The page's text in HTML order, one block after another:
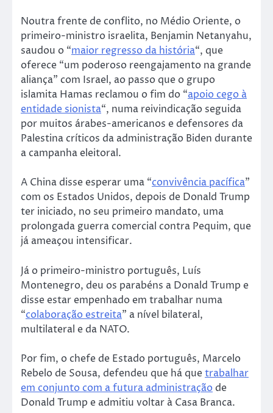
Noutra frente de conflito, no Médio Oriente, o
primeiro-ministro israelita, Benjamin Netanyahu,
saudou o “maior regresso da história“, que
oferece “um poderoso reengajamento na grande
aliança” com Israel, ao passo que o grupo
islamita Hamas reclamou o fim do “apoio cego à
entidade sionista“, numa reivindicação seguida
por muitos árabes-americanos e defensores da
Palestina críticos da administração Biden durante
a campanha eleitoral.
A China disse esperar uma “convivência pacífica”
com os Estados Unidos, depois de Donald Trump
ter iniciado, no seu primeiro mandato, uma
prolongada guerra comercial contra Pequim, que
já ameaçou intensificar.
Já o primeiro-ministro português, Luís
Montenegro, deu os parabéns a Donald Trump e
disse estar empenhado em trabalhar numa
“colaboração estreita” a nível bilateral,
multilateral e da NATO.
Por fim, o chefe de Estado português, Marcelo
Rebelo de Sousa, defendeu que há quetrabalhar
em conjunto com a futura administração de
Donald Trump e admitiu voltar à Casa Branca.